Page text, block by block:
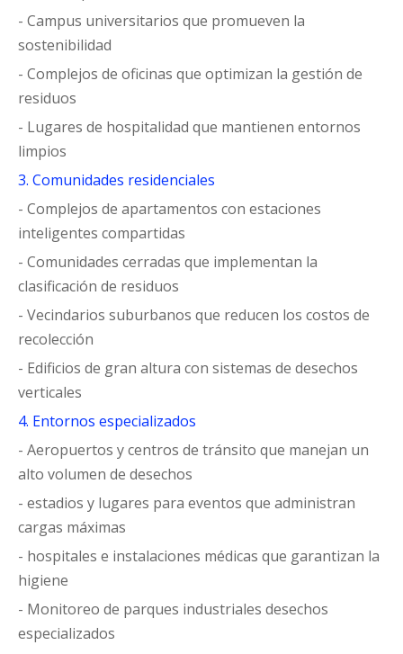
- Campus universitarios que promueven la
sostenibilidad
- Complejos de oficinas que optimizan la gestión de
residuos
- Lugares de hospitalidad que mantienen entornos
limpios
3. Comunidades residenciales
- Complejos de apartamentos con estaciones
inteligentes compartidas
- Comunidades cerradas que implementan la
clasificación de residuos
- Vecindarios suburbanos que reducen los costos de
recolección
- Edificios de gran altura con sistemas de desechos
verticales
4. Entornos especializados
- Aeropuertos y centros de tránsito que manejan un
alto volumen de desechos
- estadios y lugares para eventos que administran
cargas máximas
- hospitales e instalaciones médicas que garantizan la
higiene
- Monitoreo de parques industriales desechos
especializados